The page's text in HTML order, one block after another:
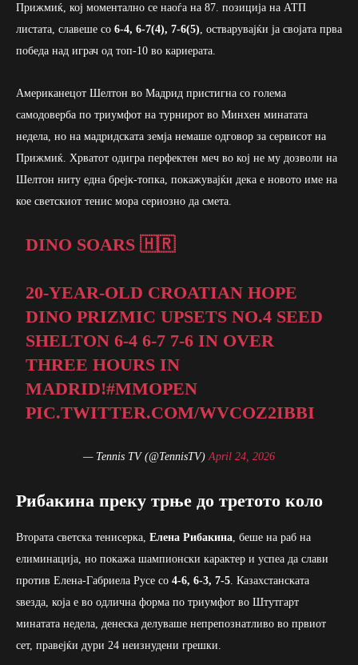
Прижмиќ, кој моментално се наоѓа на 87. позиција на АТП
листата, славеше со 6-4, 6-7(4), 7-6(5) , остварувајќи ја својата прва
победа над играч од топ-10 во кариерата.
Американецот Шелтон во Мадрид пристигна со голема
самодоверба по триумфот на турнирот во Минхен минатата
недела, но на мадридската земја немаше одговор за сервисот на
Прижмиќ. Хрватот одигра перфектен меч во кој не му дозволи на
Шелтон ниту една брејк-топка, покажувајќи дека е новото име на
кое светскиот тенис мора сериозно да смета.
DINO SOARS 🇭🇷
20-YEAR-OLD CROATIAN HOPE
DINO PRIZMIC UPSETS NO.4 SEED
SHELTON 6-4 6-7 7-6 IN OVER
THREE HOURS IN
MADRID!#MMOPEN
PIC.TWITTER.COM/WVCOZ2IBBI
— Tennis TV (@TennisTV) April 24, 2026
Рибакина преку трње до третото коло
Втората светска тенисерка, Елена Рибакина , беше на раб на
елиминација, но покажа шампионски карактер и успеа да слави
против Елена-Габриела Русе со 4-6, 6-3, 7-5 . Казахстанската
ѕвезда, која е во одлична форма по триумфот во Штутгарт
минатата недела, денеска делуваше непрепознатливо во првиот
сет, правејќи дури 24 неизнудени грешки.